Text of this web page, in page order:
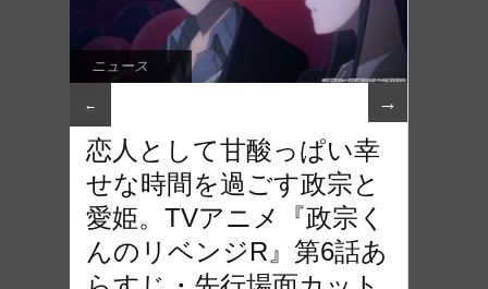
ニュース
← →
恋人として甘酸っぱい幸
せな時間を過ごす政宗と
愛姫。TVアニメ『政宗く
んのリベンジR』第6話あ